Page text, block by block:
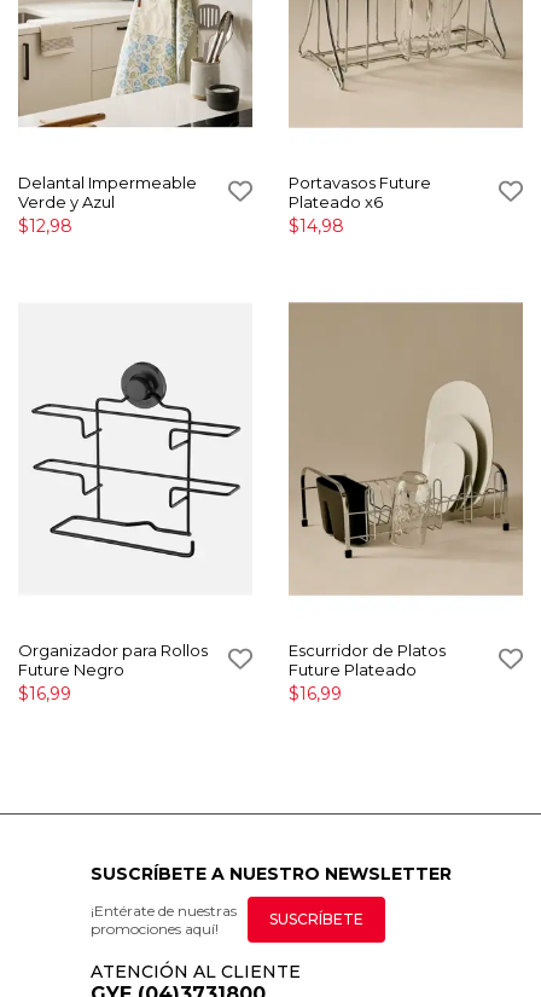
Delantal Impermeable
Verde y Azul
$12,98
Portavasos Future
Plateado x6
$14,98
Organizador para Rollos
Future Negro
$16,99
Escurridor de Platos
Future Plateado
$16,99
SUSCRÍBETE A NUESTRO NEWSLETTER
¡Entérate de nuestras
promociones aquí!
SUSCRÍBETE
ATENCIÓN AL CLIENTE